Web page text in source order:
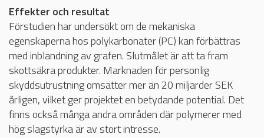
Effekter och resultat
Förstudien har undersökt om de mekaniska
egenskaperna hos polykarbonater (PC) kan förbättras
med inblandning av grafen. Slutmålet är att ta fram
skottsäkra produkter. Marknaden för personlig
skyddsutrustning omsätter mer än 20 miljarder SEK
årligen, vilket ger projektet en betydande potential. Det
finns också många andra områden där polymerer med
hög slagstyrka är av stort intresse.